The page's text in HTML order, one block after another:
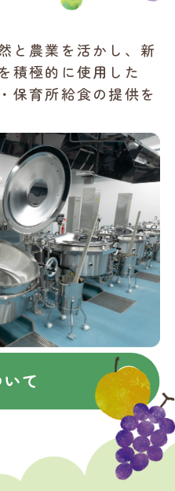
と農業を活かし、新
積極的に使用した
保育所給食の提供を